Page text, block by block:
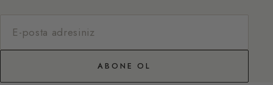
ABONE OL